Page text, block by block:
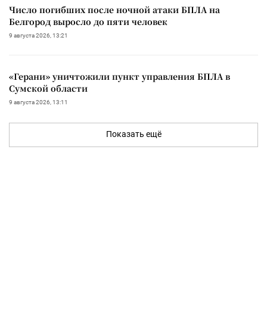
Число погибших после ночной атаки БПЛА на
Белгород выросло до пяти человек
9 августа 2026, 13:21
«Герани» уничтожили пункт управления БПЛА в
Сумской области
9 августа 2026, 13:11
Показать ещё